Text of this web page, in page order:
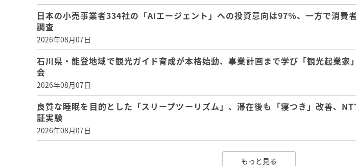
日本の小売事業者334社の「AIエージェント」への投資意向は97％、一方で消
調査
2026年08月07日
石川県・能登地域で観光ガイド育成が本格始動、事業計画まで学び「観光起業
会
2026年08月07日
良質な睡眠を目的とした「スリープツーリズム」、滞在後も「寝つき」改善、
証実験
2026年08月07日
もっと見る